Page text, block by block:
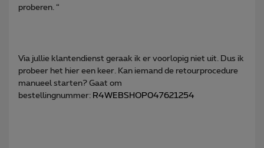
proberen. “
Via jullie klantendienst geraak ik er voorlopig niet uit. Dus ik
probeer het hier een keer. Kan iemand de retourprocedure
manueel starten? Gaat om
bestellingnummer: R4WEBSHOP047621254